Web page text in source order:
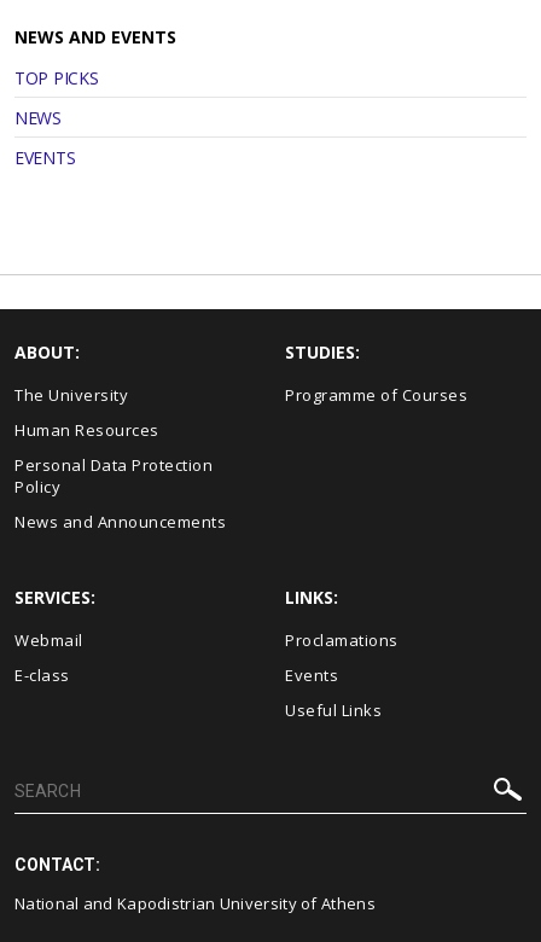
NEWS AND EVENTS
TOP PICKS
NEWS
EVENTS
ABOUT:
The University
Human Resources
Personal Data Protection
Policy
News and Announcements
STUDIES:
Programme of Courses
SERVICES:
Webmail
E-class
LINKS:
Proclamations
Events
Useful Links
CONTACT:
National and Kapodistrian University of Athens